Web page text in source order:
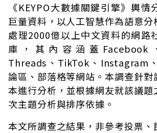
《KEYPO大數據關鍵引擎》輿情
巨量資料，以人工智慧作為語意分
處理2000億以上中文資料的網路
庫，其內容涵蓋Facebook
Threads、TikTok、Instagram
論區、部落格等網站。本調查針對
本進行分析，並根據網友就該議題
次主題分析與排序依據。
本文所調查之結果，非參考投票、